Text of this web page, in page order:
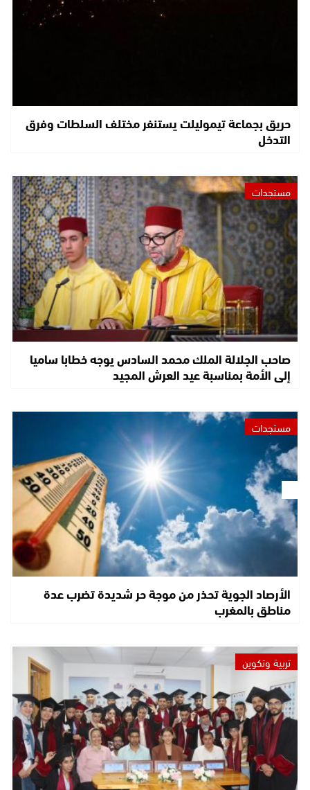
حريق بجماعة تيموليلت يستنفر مختلف السلطات وفرق
التدخل
مستجدات
صاحب الجلالة الملك محمد السادس يوجه خطابا ساميا
إلى الأمة بمناسبة عيد العرش المجيد
مستجدات
الأرصاد الجوية تحذر من موجة حر شديدة تضرب عدة
مناطق بالمغرب
تربية وتكوين